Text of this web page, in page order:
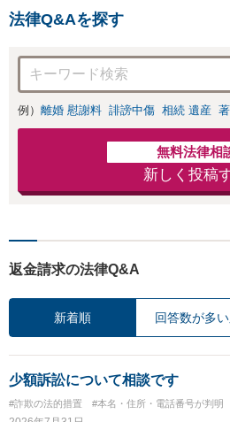
法律Q&Aを探す
例） 離婚 慰謝料 誹謗中傷 相続 遺産
無料法律相
新しく投稿
返金請求の法律Q&A
新着順 回答数が多
少額訴訟について相談です
#詐欺の法的措置 #本名・住所・電話番号が判明